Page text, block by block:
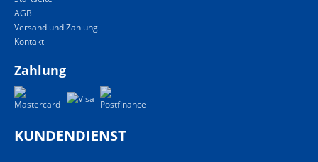
AGB
Versand und Zahlung
Kontakt
Zahlung
KUNDENDIENST